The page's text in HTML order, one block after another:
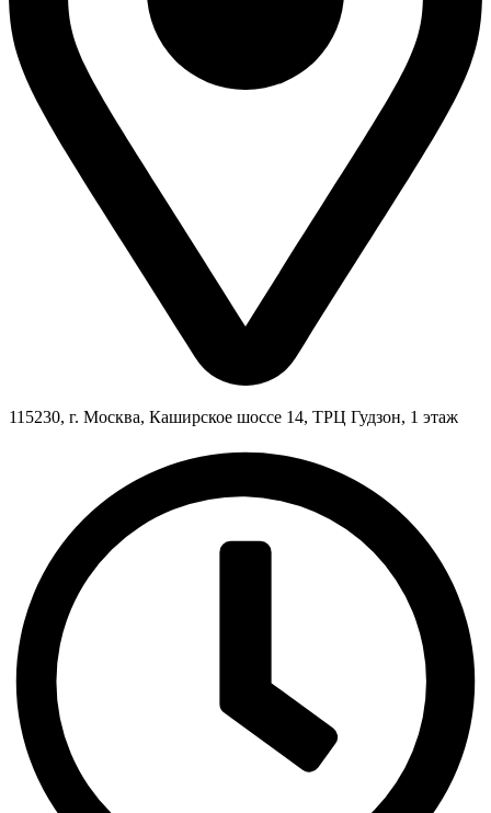
115230, г. Москва, Каширское шоссе 14, ТРЦ Гудзон, 1 этаж